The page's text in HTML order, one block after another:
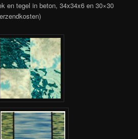
en tegel in beton, 34x34x6 en 30×30